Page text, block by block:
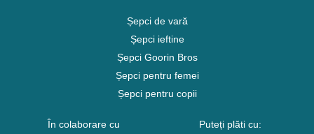
Șepci de vară
Șepci ieftine
Șepci Goorin Bros
Șepci pentru femei
Șepci pentru copii
În colaborare cu
Puteți plăti cu: